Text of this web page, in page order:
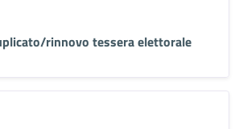
rinnovo tessera elettorale